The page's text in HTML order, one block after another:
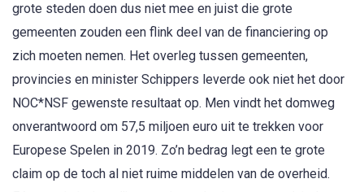
grote steden doen dus niet mee en juist die grote
gemeenten zouden een flink deel van de financiering op
zich moeten nemen. Het overleg tussen gemeenten,
provincies en minister Schippers leverde ook niet het door
NOC*NSF gewenste resultaat op. Men vindt het domweg
onverantwoord om 57,5 miljoen euro uit te trekken voor
Europese Spelen in 2019. Zo’n bedrag legt een te grote
claim op de toch al niet ruime middelen van de overheid.